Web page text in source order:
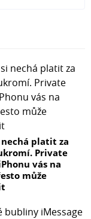
platit za
Private
vás na
může